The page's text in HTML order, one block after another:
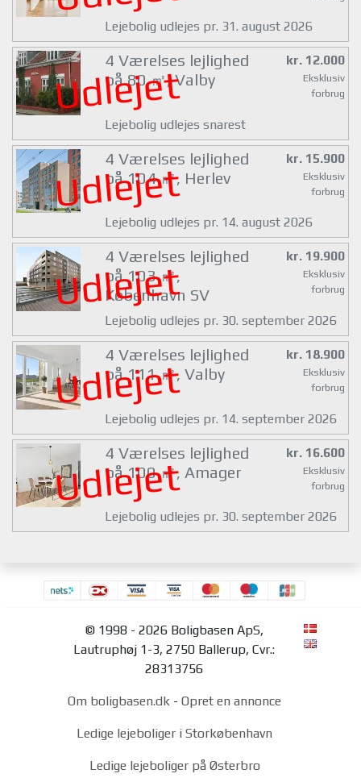
Lejebolig udlejes pr. 31. august 2026
Udlejet
4 Værelses lejlighed
på 80 ㎡, Valby
kr. 12.000
Eksklusiv
forbrug
Lejebolig udlejes snarest
Udlejet
4 Værelses lejlighed
på 104 ㎡, Herlev
kr. 15.900
Eksklusiv
forbrug
Lejebolig udlejes pr. 14. august 2026
Udlejet
4 Værelses lejlighed
på 103 ㎡,
København SV
kr. 19.900
Eksklusiv
forbrug
Lejebolig udlejes pr. 30. september 2026
Udlejet
4 Værelses lejlighed
på 111 ㎡, Valby
kr. 18.900
Eksklusiv
forbrug
Lejebolig udlejes pr. 14. september 2026
Udlejet
4 Værelses lejlighed
på 100 ㎡, Amager
kr. 16.600
Eksklusiv
forbrug
Lejebolig udlejes pr. 30. september 2026
© 1998 - 2026 Boligbasen ApS,
Lautruphøj 1-3, 2750 Ballerup, Cvr.:
28313756
Om boligbasen.dk - Opret en annonce
Ledige lejeboliger i Storkøbenhavn
Ledige lejeboliger på Østerbro